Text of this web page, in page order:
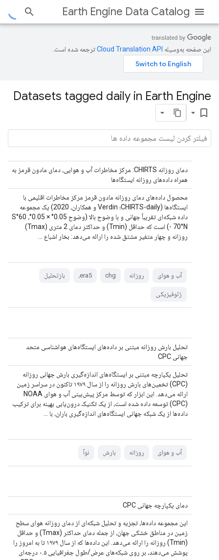
Earth Engine Data Catalog
این صفحه به‌وسیله ترجمه شده است.
Datasets tagged daily in Earth Engine
bookmark_border
دمای روزانه CHIRTS: مرکز مخاطرات آب و هوایی، دمای مادون قرمز به
همراه داده‌های روزانه ایستگاه‌ها
محصول داده‌های دمای روزانه مادون قرمز مرکز مخاطرات اقلیمی با
ایستگاه‌ها (CHIRTS-daily؛ Verdin و همکاران، 2020) یک مجموعه
داده شبکه‌ای تقریباً جهانی و با وضوح بالا (وضوح 0.05° × 0.05°، 60°S
- 70°N) است که حداقل (Tmin) و حداکثر دمای 2 متری (Tmax)
روزانه و چهار متغیر مشتق شده را ارائه می‌دهد: بخار اشباع ...
آب و هوای روزانه chg era5، بازتحلیل
ژئوفیزیکی
تحلیل بارش روزانه مبتنی بر داده‌های ایستگاه‌های هواشناسی متحد
جهانی CPC
تحلیل یکپارچه مبتنی بر ایستگاه‌های اندازه‌گیری بارش جهانی روزانه
(CPC) تخمین‌های بارش روزانه را از سال ۱۹۷۹ تاکنون در سراسر زمین
ارائه می‌دهد. این ابزار که توسط مرکز پیش‌بینی آب و هوای NOAA
(CPC) توسعه داده شده است، از یک تکنیک درون‌یابی بهینه برای ترکیب
داده‌ها از یک شبکه جهانی ایستگاه‌های اندازه‌گیری باران، با ...
آب و هوای روزانه بارش نوآ
دمای یکپارچه جهانی CPC
این مجموعه داده‌ها، تجزیه و تحلیل شبکه‌ای از دمای روزانه هوای سطح
زمین در مناطق خشکی جهان، از جمله دمای حداکثر (Tmax) و حداقل
(Tmin) روزانه را ارائه می‌دهد. این داده‌ها که از سال ۱۹۷۹ تا به امروز را
پوشش می‌دهند، بر روی شبکه‌های عرض/طول جغرافیایی ۰.۵ درجه‌ای